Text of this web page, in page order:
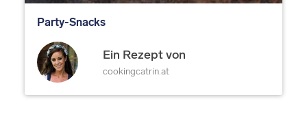
Party-Snacks
Ein Rezept von
cookingcatrin.at